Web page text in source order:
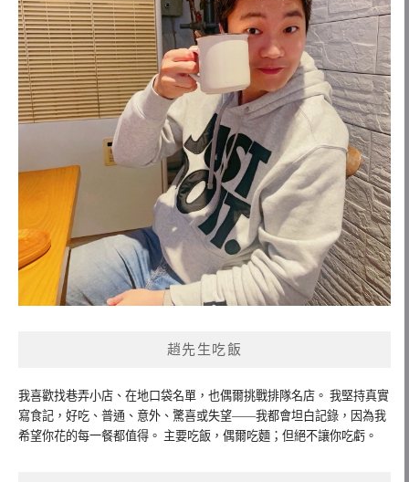
趙先生吃飯
我喜歡找巷弄小店、在地口袋名單，也偶爾挑戰排隊名店。 我堅持真實
寫食記，好吃、普通、意外、驚喜或失望——我都會坦白記錄，因為我
希望你花的每一餐都值得。 主要吃飯，偶爾吃麵；但絕不讓你吃虧。